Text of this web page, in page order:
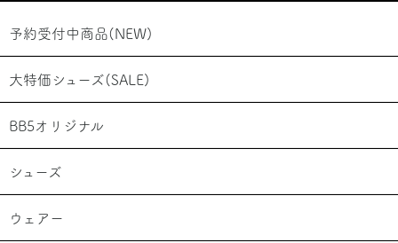
予約受付中商品(NEW)
大特価シューズ(SALE)
BB5オリジナル
シューズ
ウェアー